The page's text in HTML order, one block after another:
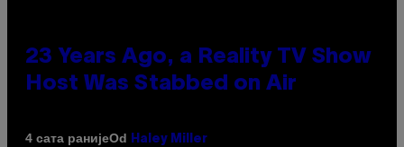
23 Years Ago, a Reality TV Show
Host Was Stabbed on Air
4 сата ранијеOd Haley Miller